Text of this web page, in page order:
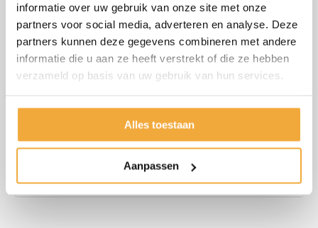
informatie over uw gebruik van onze site met onze
partners voor social media, adverteren en analyse. Deze
partners kunnen deze gegevens combineren met andere
informatie die u aan ze heeft verstrekt of die ze hebben
verzameld op basis van uw gebruik van hun services.
Alles toestaan
Aanpassen
Klantenservice: nu geopend
06 51 89 84 56